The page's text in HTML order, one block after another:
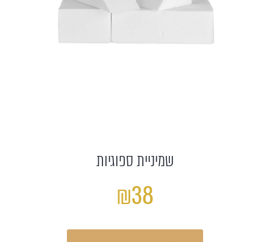
שמיניית ספוגיות
₪38